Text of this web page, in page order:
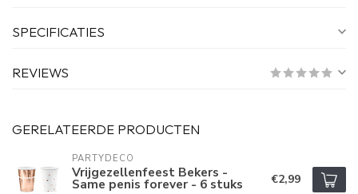
SPECIFICATIES
REVIEWS
GERELATEERDE PRODUCTEN
PARTYDECO
Vrijgezellenfeest Bekers -
Same penis forever - 6 stuks €2,99